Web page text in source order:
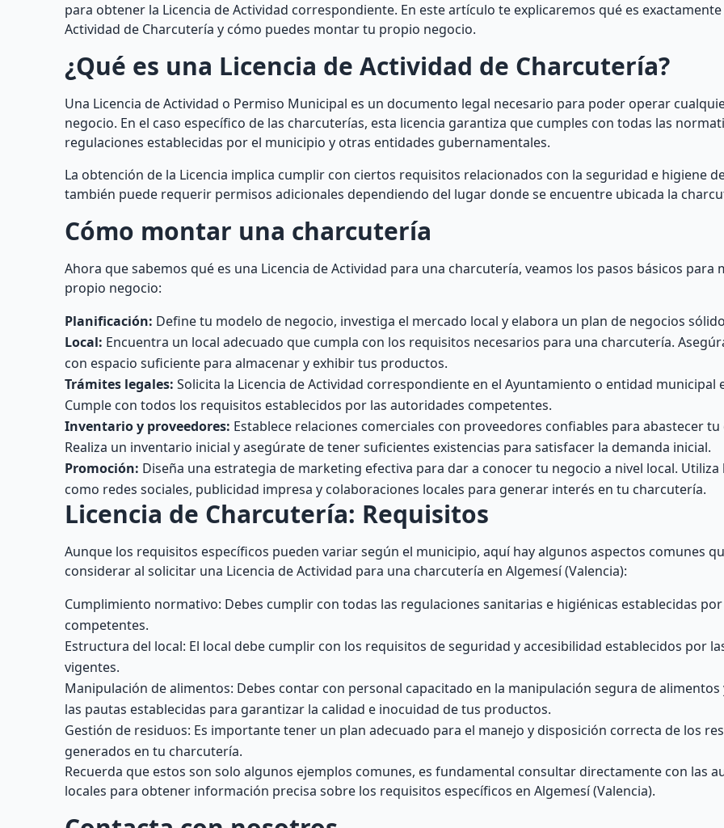
para obtener la Licencia de Actividad correspondiente. En este artículo te explicaremos qué es
Actividad de Charcutería y cómo puedes montar tu propio negocio.
¿Qué es una Licencia de Actividad de Charcutería?
Una Licencia de Actividad o Permiso Municipal es un documento legal necesario para poder operar
negocio. En el caso específico de las charcuterías, esta licencia garantiza que cumples con todas las
regulaciones establecidas por el municipio y otras entidades gubernamentales.
La obtención de la Licencia implica cumplir con ciertos requisitos relacionados con la seguridad e higiene
también puede requerir permisos adicionales dependiendo del lugar donde se encuentre ubicada la
Cómo montar una charcutería
Ahora que sabemos qué es una Licencia de Actividad para una charcutería, veamos los pasos básicos para
propio negocio:
Planificación: Define tu modelo de negocio, investiga el mercado local y elabora un plan de negocios
Local: Encuentra un local adecuado que cumpla con los requisitos necesarios para una charcutería.
con espacio suficiente para almacenar y exhibir tus productos.
Trámites legales: Solicita la Licencia de Actividad correspondiente en el Ayuntamiento o entidad municipal
Cumple con todos los requisitos establecidos por las autoridades competentes.
Inventario y proveedores: Establece relaciones comerciales con proveedores confiables para abastecer
Realiza un inventario inicial y asegúrate de tener suficientes existencias para satisfacer la demanda inicial.
Promoción: Diseña una estrategia de marketing efectiva para dar a conocer tu negocio a nivel local.
como redes sociales, publicidad impresa y colaboraciones locales para generar interés en tu charcutería.
Licencia de Charcutería: Requisitos
Aunque los requisitos específicos pueden variar según el municipio, aquí hay algunos aspectos comunes
considerar al solicitar una Licencia de Actividad para una charcutería en Algemesí (Valencia):
Cumplimiento normativo: Debes cumplir con todas las regulaciones sanitarias e higiénicas establecidas
competentes.
Estructura del local: El local debe cumplir con los requisitos de seguridad y accesibilidad establecidos por
vigentes.
Manipulación de alimentos: Debes contar con personal capacitado en la manipulación segura de
las pautas establecidas para garantizar la calidad e inocuidad de tus productos.
Gestión de residuos: Es importante tener un plan adecuado para el manejo y disposición correcta de los
generados en tu charcutería.
Recuerda que estos son solo algunos ejemplos comunes, es fundamental consultar directamente con las
locales para obtener información precisa sobre los requisitos específicos en Algemesí (Valencia).